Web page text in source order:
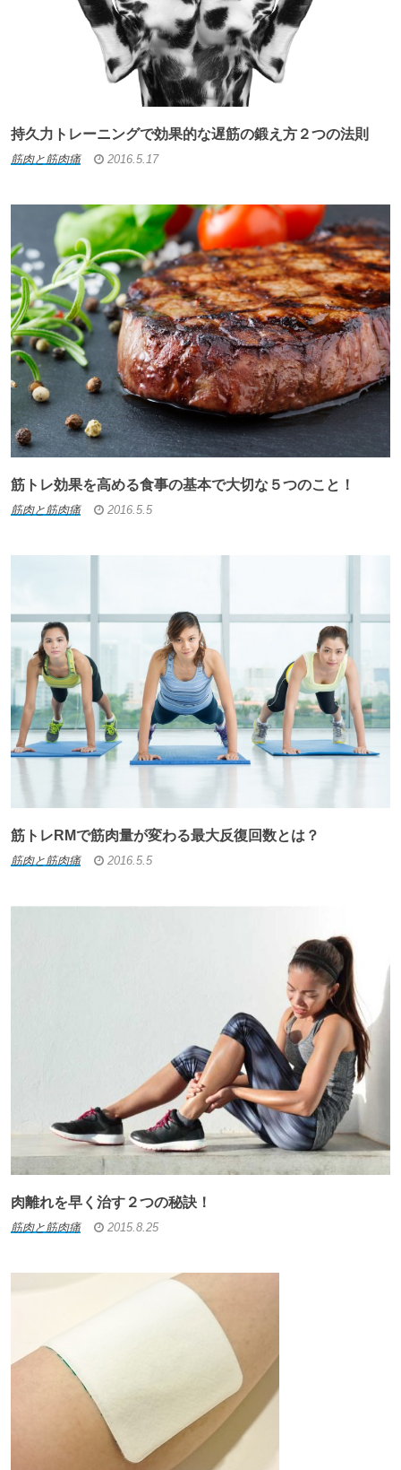
持久力トレーニングで効果的な遅筋の鍛え方２つの法則
筋肉と筋肉痛 2016.5.17
筋トレ効果を高める食事の基本で大切な５つのこと！
筋肉と筋肉痛 2016.5.5
筋トレRMで筋肉量が変わる最大反復回数とは？
筋肉と筋肉痛 2016.5.5
肉離れを早く治す２つの秘訣！
筋肉と筋肉痛 2015.8.25